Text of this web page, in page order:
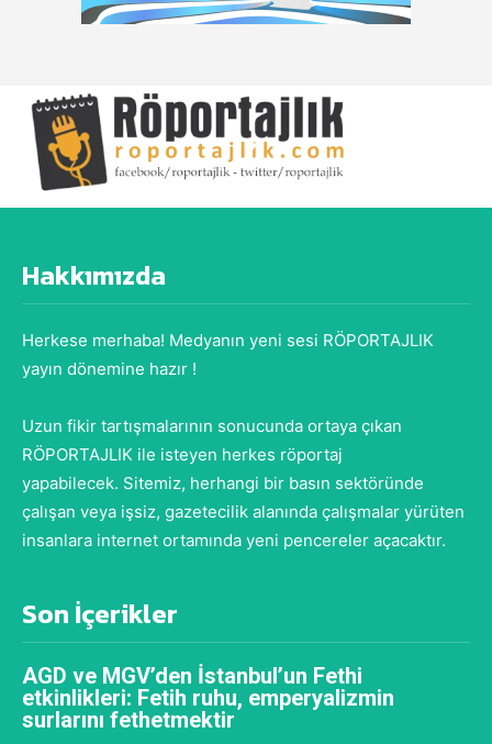
Hakkımızda
Herkese merhaba! Medyanın yeni sesi RÖPORTAJLIK
yayın dönemine hazır !
Uzun fikir tartışmalarının sonucunda ortaya çıkan
RÖPORTAJLIK ile isteyen herkes röportaj
yapabilecek. Sitemiz, herhangi bir basın sektöründe
çalışan veya işsiz, gazetecilik alanında çalışmalar yürüten
insanlara internet ortamında yeni pencereler açacaktır.
Son İçerikler
AGD ve MGV’den İstanbul’un Fethi
etkinlikleri: Fetih ruhu, emperyalizmin
surlarını fethetmektir